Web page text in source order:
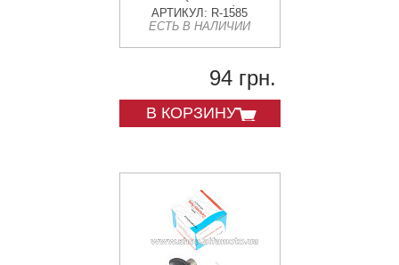
основная)
KOMATCU
АРТИКУЛ: R-1585
ЕСТЬ В НАЛИЧИИ
94 грн.
В КОРЗИНУ